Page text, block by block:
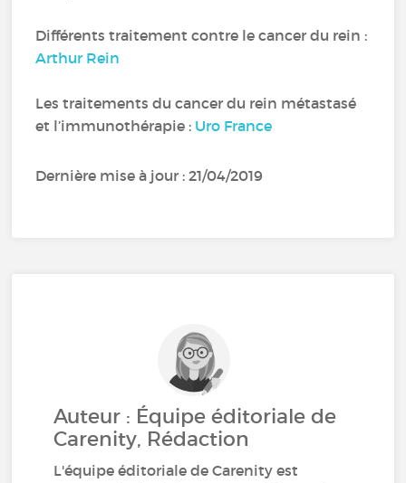
Différents traitement contre le cancer du rein :
Arthur Rein
Les traitements du cancer du rein métastasé
et l’immunothérapie : Uro France
Dernière mise à jour : 21/04/2019
Auteur : Équipe éditoriale de
Carenity, Rédaction
L'équipe éditoriale de Carenity est